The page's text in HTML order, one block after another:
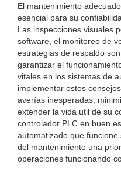
El mantenimiento
esencial para su
Las inspecciones visuales
software, el monitoreo de
estrategias de respaldo
garantizar el
vitales en los sistemas de
implementar estos
averías inesperadas,
extender la vida útil de su
controlador PLC en buen
automatizado que
del mantenimiento una
operaciones funcionando